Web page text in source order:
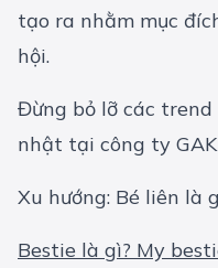
tạo ra nhằm mục
hội.
Đừng bỏ lỡ các
nhật tại công ty
Xu hướng: Bé liên là
Bestie là gì? My